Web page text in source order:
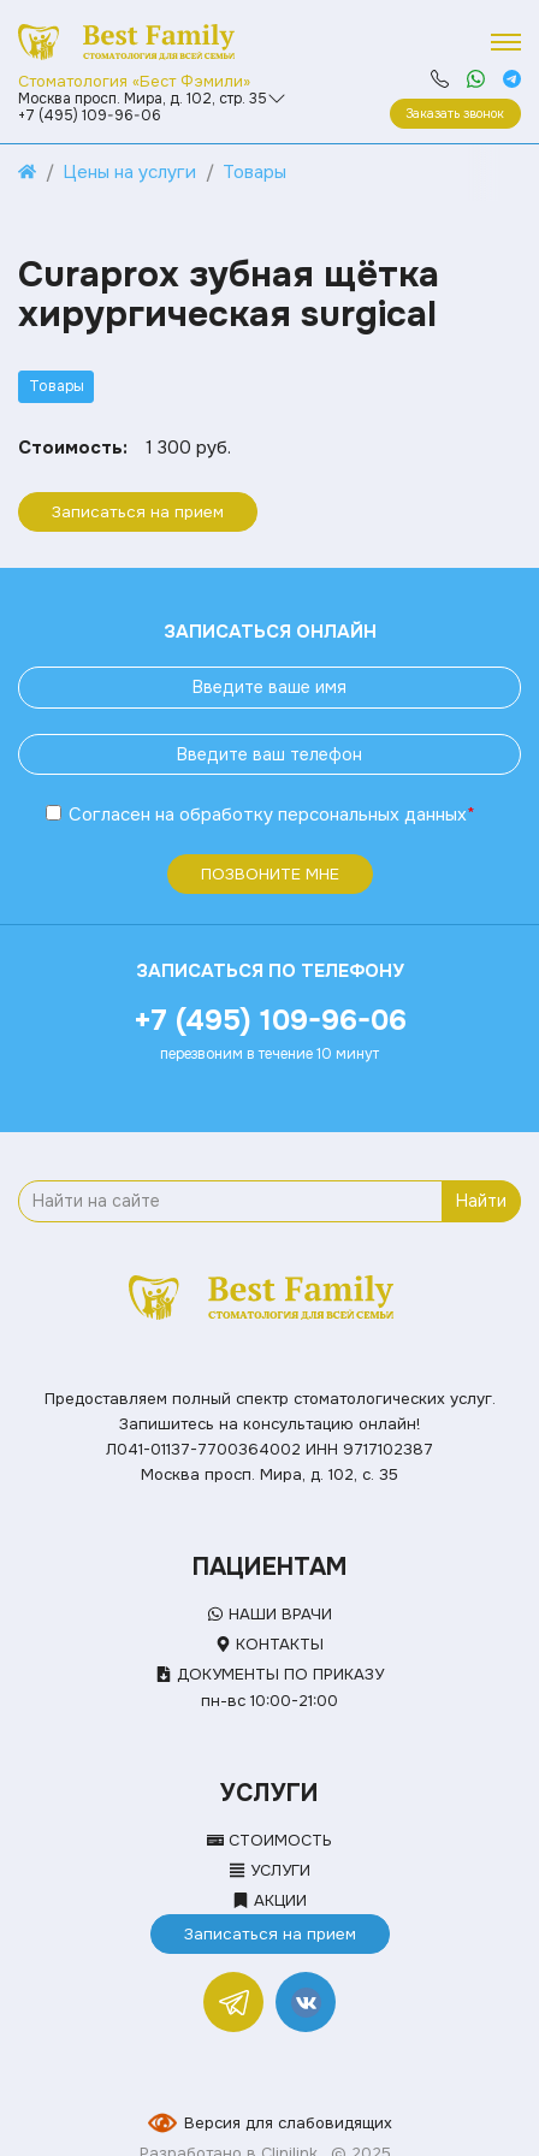
Стоматология «Бест Фэмили»
Москва просп. Мира, д. 102, стр. 35
+7 (495) 109-96-06
Заказать звонок
Цены на услуги Товары
Curaprox зубная щётка
хирургическая surgical
Товары
Стоимость: 1 300 руб.
Записаться на прием
ЗАПИСАТЬСЯ ОНЛАЙН
Согласен на обработку персональных данных*
ПОЗВОНИТЕ МНЕ
ЗАПИСАТЬСЯ ПО ТЕЛЕФОНУ
+7 (495) 109-96-06
перезвоним в течение 10 минут
Найти
Предоставляем полный спектр стоматологических услуг.
Запишитесь на консультацию онлайн!
Л041-01137-7700364002 ИНН 9717102387
Москва просп. Мира, д. 102, с. 35
ПАЦИЕНТАМ
НАШИ ВРАЧИ
КОНТАКТЫ
ДОКУМЕНТЫ ПО ПРИКАЗУ
пн-вс 10:00-21:00
УСЛУГИ
СТОИМОСТЬ
УСЛУГИ
АКЦИИ
Записаться на прием
Версия для слабовидящих